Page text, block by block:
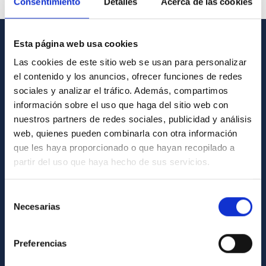
Esta página web usa cookies
Las cookies de este sitio web se usan para personalizar
el contenido y los anuncios, ofrecer funciones de redes
sociales y analizar el tráfico. Además, compartimos
información sobre el uso que haga del sitio web con
nuestros partners de redes sociales, publicidad y análisis
web, quienes pueden combinarla con otra información
que les haya proporcionado o que hayan recopilado a
partir del uso que haya hecho de sus servicios.
Necesarias
Preferencias
Contact
How to get to the IAC
List of personnel
Library
General register